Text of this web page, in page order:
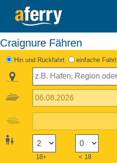
Craignure Fähren
Hin und Rückfahrt einfache Fahrt
18+ < 18